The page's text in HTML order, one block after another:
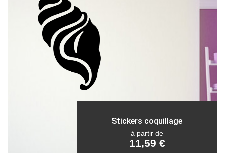
Stickers coquillage
à partir de
11,59 €